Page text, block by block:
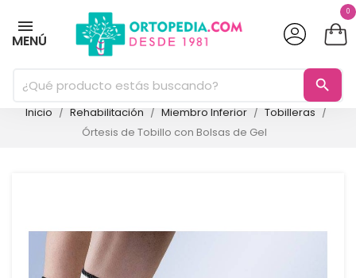
MENÚ
0
search
Inicio Rehabilitación Miembro Inferior
Tobilleras
Órtesis de Tobillo con Bolsas de Gel